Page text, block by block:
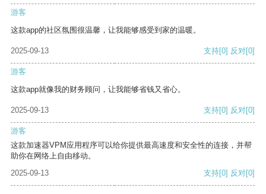
游客
这款app的社区氛围很温馨，让我能够感受到家的温暖。
2025-09-13 支持[0] 反对[0]
游客
这款app就像我的财务顾问，让我能够省钱又省心。
2025-09-13 支持[0] 反对[0]
游客
这款加速器VPM应用程序可以给你提供最高速度和安全性的连接，并帮
助你在网络上自由移动。
2025-09-13
支持[0] 反对[0]